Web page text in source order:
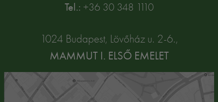
Tel.: +36 30 348 1110
1024 Budapest, Lövőház u. 2-6.,
MAMMUT I. ELSŐ EMELET